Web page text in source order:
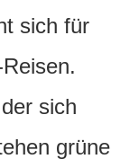
sich für
sich
grüne